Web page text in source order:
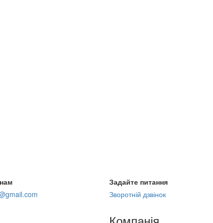
Задайте питання
Зворотній дзвінок